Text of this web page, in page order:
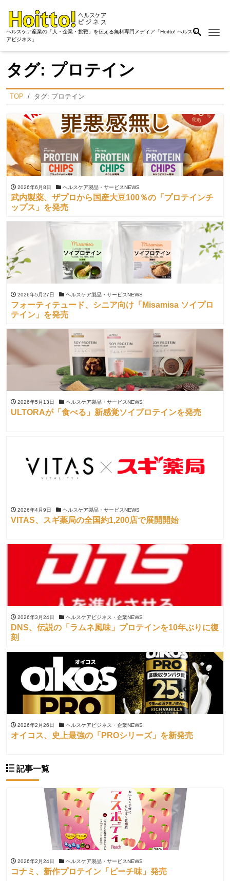
ヘルスケア産業の「人・企業・挑戦」を伝える無料専門メディア「Hoitto! ヘルスケ
アビジネス」
タグ: プロテイン
TOP タグ: プロテイン
2026年6月8日 ヘルスケア製品・サービスNEWS
武内製薬、ザプロから国産大豆100％の「プロテインチ
ップス」を発売
2026年5月27日 ヘルスケア製品・サービスNEWS
フォーティテュード、シニア向け「Misamisa ソイプロ
テイン」を発売
2026年5月13日 ヘルスケア製品・サービスNEWS
ULTORAが「食べる」新感覚ソイプロテインを発売
2026年4月9日 ヘルスケア製品・サービスNEWS
VITAS、スギ薬局の全国約1,200店で展開開始
2026年3月24日 ヘルスケアビジネス・企業NEWS
DNS、伝説の「ラムネ風味」プロテインを10年ぶりに復
刻
2026年2月26日 ヘルスケアビジネス・企業NEWS
オイコス、史上最強の「PROシリーズ」を新発売
記事一覧
2026年2月24日 ヘルスケア製品・サービスNEWS
コナミ、新作プロテイン「ピーチ味」発売